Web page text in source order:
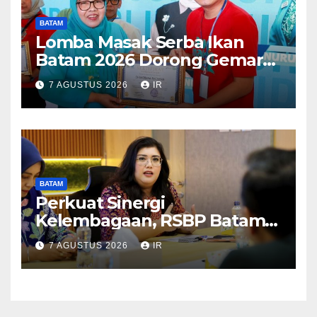
BATAM
Lomba Masak Serba Ikan
Batam 2026 Dorong Gemar
Makan Ikan
7 AGUSTUS 2026 IR
BATAM
Perkuat Sinergi
Kelembagaan, RSBP Batam
dan BPOM Pastikan
Pelayanan dan Ketersediaan
Obat Aman
7 AGUSTUS 2026 IR